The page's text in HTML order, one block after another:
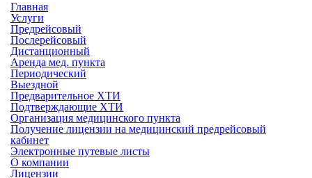
Главная
Услуги
Предрейсовый
Послерейсовый
Дистанционный
Аренда мед. пункта
Периодический
Выездной
Предварительное ХТИ
Подтверждающие ХТИ
Организация медицинского пункта
Получение лицензии на медицинский предрейсовый
кабинет
Электронные путевые листы
О компании
Лицензии